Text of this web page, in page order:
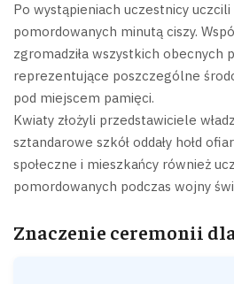
Po wystąpieniach uczestnicy uczcili
pomordowanych minutą ciszy.
zgromadziła wszystkich obecnych
reprezentujące poszczególne
pod miejscem pamięci.
Kwiaty złożyli przedstawiciele
sztandarowe szkół oddały hołd
społeczne i mieszkańcy również
pomordowanych podczas wojny
Znaczenie ceremonii